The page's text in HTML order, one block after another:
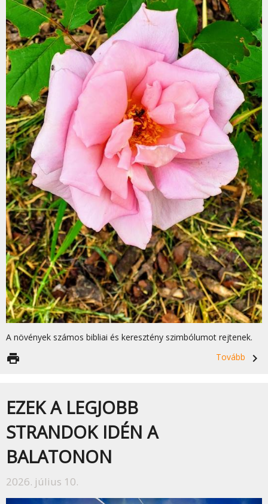
A növények számos bibliai és keresztény szimbólumot rejtenek.
Tovább
navigate_next
print
EZEK A LEGJOBB
STRANDOK IDÉN A
BALATONON
2026. július 10.